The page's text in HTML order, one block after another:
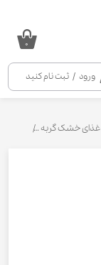
ورود / ثبت نام کنید
۰
غذای خشک گربه